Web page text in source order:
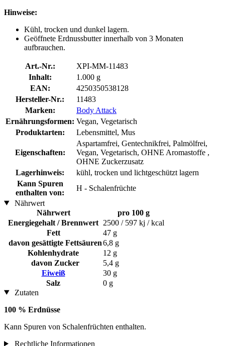
Hinweise:
Kühl, trocken und dunkel lagern.
Geöffnete Erdnussbutter innerhalb von 3 Monaten
aufbrauchen.
Art.-Nr.:
XPI-MM-11483
Inhalt:
1.000 g
EAN:
4250350538128
Hersteller-Nr.:
11483
Marken:
Body Attack
Ernährungsformen: Vegan, Vegetarisch
Produktarten:
Lebensmittel, Mus
Eigenschaften:
Aspartamfrei, Gentechnikfrei, Palmölfrei,
Vegan, Vegetarisch, OHNE Aromastoffe ,
OHNE Zuckerzusatz
Lagerhinweis:
kühl, trocken und lichtgeschützt lagern
Kann Spuren
enthalten von:
H - Schalenfrüchte
Nährwert
Nährwert
pro 100 g
Energiegehalt / Brennwert 2500 / 597 kj / kcal
Fett
47 g
davon gesättigte Fettsäuren6,8 g
Kohlenhydrate
12 g
davon Zucker
5,4 g
Eiweiß
30 g
Salz
0 g
Zutaten
100 % Erdnüsse
Kann Spuren von Schalenfrüchten enthalten.
Rechtliche Informationen